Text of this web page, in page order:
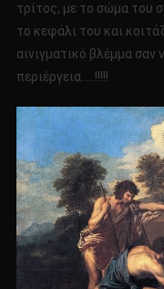
τρίτος, με το σώμα του
το κεφάλι του και
αινιγματικό βλέμμα σαν
περιέργεια…..!!!!!